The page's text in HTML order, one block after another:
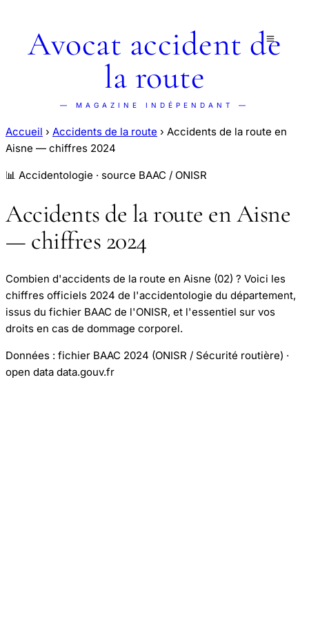
Avocat accident de
la route
— MAGAZINE INDÉPENDANT —
Accueil › Accidents de la route › Accidents de la route en
Aisne — chiffres 2024
📊 Accidentologie · source BAAC / ONISR
Accidents de la route en Aisne
— chiffres 2024
Combien d'accidents de la route en Aisne (02) ? Voici les
chiffres officiels 2024 de l'accidentologie du département,
issus du fichier BAAC de l'ONISR, et l'essentiel sur vos
droits en cas de dommage corporel.
Données : fichier BAAC 2024 (ONISR / Sécurité routière) ·
open data data.gouv.fr